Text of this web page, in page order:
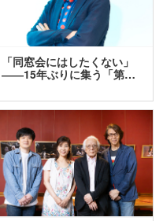
「同窓会にはしたくない」
――15年ぶりに集う「第…